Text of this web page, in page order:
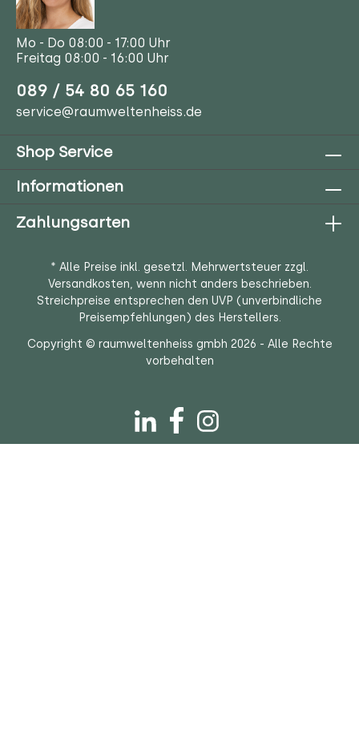
Mo - Do 08:00 - 17:00 Uhr
Freitag 08:00 - 16:00 Uhr
089 / 54 80 65 160
service@raumweltenheiss.de
Shop Service
Informationen
Zahlungsarten
* Alle Preise inkl. gesetzl. Mehrwertsteuer zzgl.
Versandkosten, wenn nicht anders beschrieben.
Streichpreise entsprechen den UVP (unverbindliche
Preisempfehlungen) des Herstellers.
Copyright © raumweltenheiss gmbh 2026 - Alle Rechte
vorbehalten